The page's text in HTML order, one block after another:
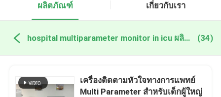
ผลิตภัณฑ์ เกี่ยวกับเรา
hospital multiparameter monitor in icu ผลิตออนไลน์ (34)
เครื่องติดตามหัวใจทางการแพทย์
Multi Parameter สําหรับเด็กผู้ใหญ่